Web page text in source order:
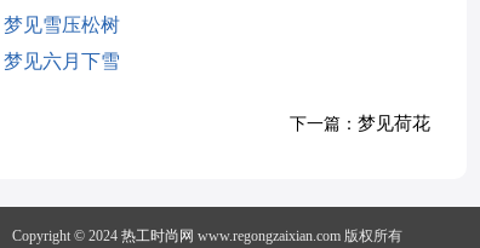
梦见雪压松树
梦见六月下雪
下一篇： 梦见荷花
Copyright © 2024 热工时尚网 www.regongzaixian.com 版权所有